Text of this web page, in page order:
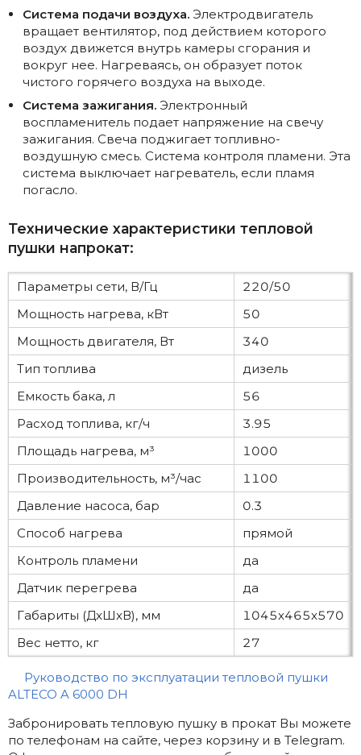
Система подачи воздуха. Электродвигатель
вращает вентилятор, под действием которого
воздух движется внутрь камеры сгорания и
вокруг нее. Нагреваясь, он образует поток
чистого горячего воздуха на выходе.
Система зажигания. Электронный
воспламенитель подает напряжение на свечу
зажигания. Свеча поджигает топливно-
воздушную смесь. Система контроля пламени. Эта
система выключает нагреватель, если пламя
погасло.
Технические характеристики тепловой
пушки напрокат:
Параметры сети, В/Гц
220/50
Мощность нагрева, кВт
50
Мощность двигателя, Вт
340
Тип топлива
дизель
Емкость бака, л
56
Расход топлива, кг/ч
3.95
Площадь нагрева, м³
1000
Производительность, м³/час
1100
Давление насоса, бар
0.3
Способ нагрева
прямой
Контроль пламени
да
Датчик перегрева
да
Габариты (ДxШxВ), мм
1045x465x570
Вес нетто, кг
27
Руководство по эксплуатации тепловой пушки
ALTECO A 6000 DH
Забронировать тепловую пушку в прокат Вы можете
по телефонам на сайте, через корзину и в Telegram.